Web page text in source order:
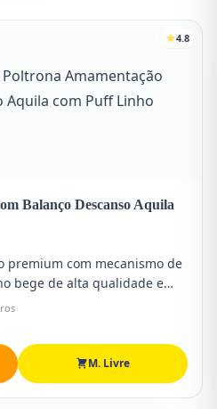
4.8
Balanço Descanso Aquila
premium com mecanismo de
bege de alta qualidade e
com design moderno e
durante a
M. Livre